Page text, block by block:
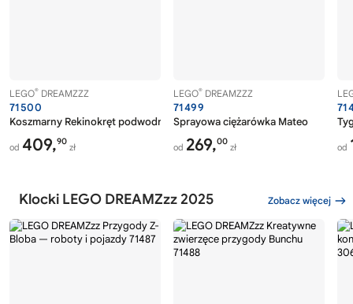
LEGO® DREAMZZZ
71500
Koszmarny Rekinokręt podwodny
od 409,90
zł
LEGO® DREAMZZZ
71499
Sprayowa ciężarówka Mateo
od 269,00
zł od
Klocki LEGO DREAMZzz 2025 Zobacz więcej